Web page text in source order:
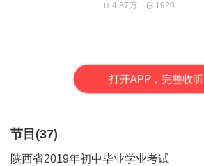
4.87万 1920
打开APP，完整收听
节目(37)
陕西省2019年初中毕业学业考试